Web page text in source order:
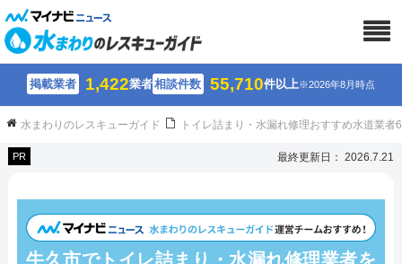
掲載業者 1,422業者相談件数 55,710件以上※2026年8月時点
水まわりのレスキューガイド トイレ詰まり・水漏れ修理おすすめ水道業
PR 最終更新日： 2026.7.21
牛久市でトイレ詰まり・水漏れ修理業者を